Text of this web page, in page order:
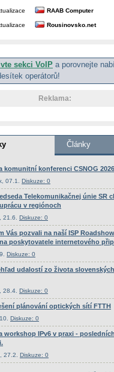
RAAB Computer
Rousinovsko.net
sekci VoIP a porovnejte
operátorů!
Reklama: